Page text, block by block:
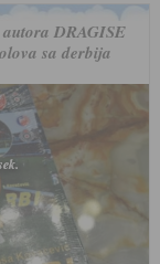
DRAGISE
sa derbija